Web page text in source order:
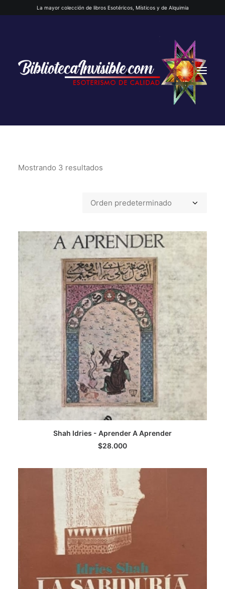
La mayor colección de libros Esotéricos, Místicos y de Alquimia
INICIO
CATEGORÍAS
AUTORES DESTACADOS
GLOSARIO
CONTACTO
LOGIN / REGISTER
CART
Mostrando 3 resultados
AGREGAR AL CARRITO
Shah Idries - Aprender A Aprender
$28.000